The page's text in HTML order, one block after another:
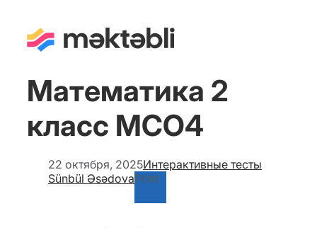
Математика 2
класс МСО4
22 октября, 2025Интерактивные тесты
Sünbül ƏsədovaPrint